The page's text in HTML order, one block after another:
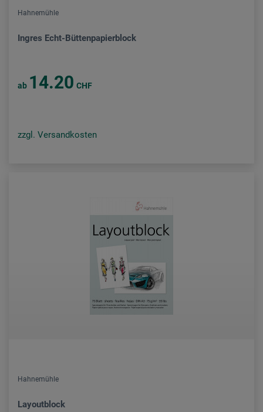
Hahnemühle
Ingres Echt-Büttenpapierblock
ab 14.20 CHF
zzgl. Versandkosten
Hahnemühle
Layoutblock